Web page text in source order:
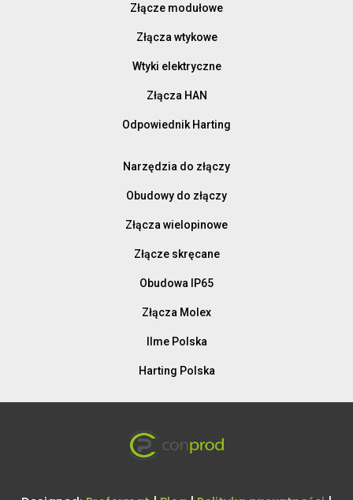
Złącze modułowe
Złącza wtykowe
Wtyki elektryczne
Złącza HAN
Odpowiednik Harting
Narzędzia do złączy
Obudowy do złączy
Złącza wielopinowe
Złącze skręcane
Obudowa IP65
Złącza Molex
Ilme Polska
Harting Polska